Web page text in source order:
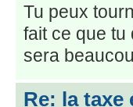
Tu peux
fait ce que tu
sera
Re: la taxe